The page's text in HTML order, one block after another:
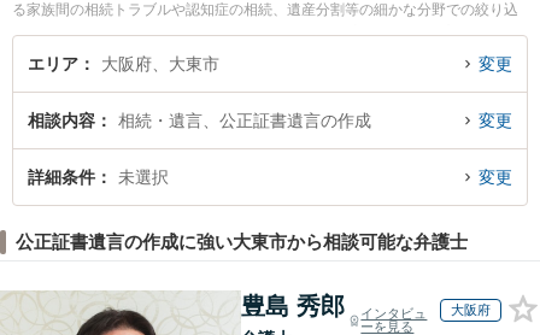
る家族間の相続トラブルや認知症の相続、遺産分割等の細かな分野での絞り込
み検索もでき便利です。特に大東法律事務所の森元 鷹志弁護士のプロフィール
情報や弁護士費用、強みなどが注目されています。『大東市で土日や夜間に発
回相談無料で公正証書遺言の作成を法律相談できる大東市内の弁護士に相談予
約したい』などでお困りの相談者さんにおすすめです。
エリア 大阪府、大東市 変更
相談内容 相続・遺言、公正証書遺言の作成 変更
詳細条件 未選択 変更
公正証書遺言の作成に強い大東市から相談可能な弁護士
豊島 秀郎
インタビュ
ーを見る
大阪府